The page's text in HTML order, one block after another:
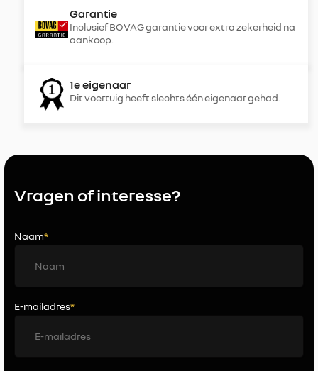
Garantie
Inclusief BOVAG garantie voor extra zekerheid na
aankoop.
1e eigenaar
Dit voertuig heeft slechts één eigenaar gehad.
Vragen of interesse?
Naam*
E-mailadres*